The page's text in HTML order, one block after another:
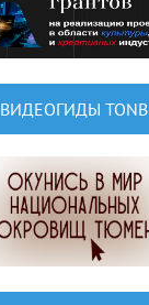
ВИДЕОГИДЫ TONB